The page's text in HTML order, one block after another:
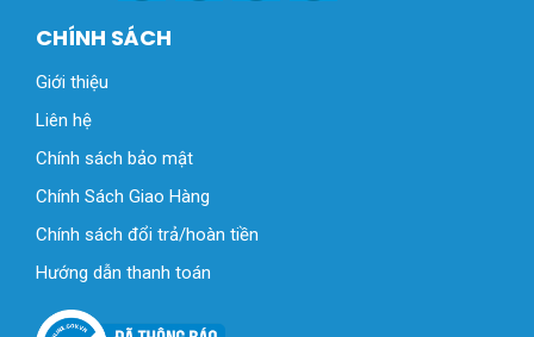
CHÍNH SÁCH
Giới thiệu
Liên hệ
Chính sách bảo mật
Chính Sách Giao Hàng
Chính sách đổi trả/hoàn tiền
Hướng dẫn thanh toán